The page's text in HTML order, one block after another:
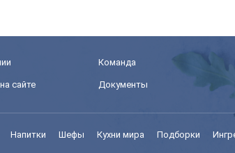
Команда
сайте Документы
Напитки Шефы Кухни мира Подборки